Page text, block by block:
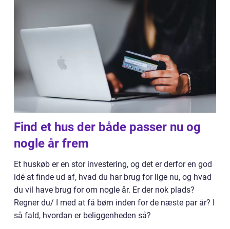
Find et hus der både passer nu og
nogle år frem
Et huskøb er en stor investering, og det er derfor en god
idé at finde ud af, hvad du har brug for lige nu, og hvad
du vil have brug for om nogle år. Er der nok plads?
Regner du/ I med at få børn inden for de næste par år? I
så fald, hvordan er beliggenheden så?